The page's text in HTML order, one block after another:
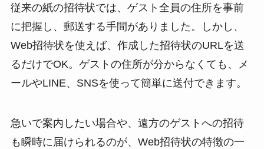
従来の紙の招待状では、ゲスト全員の住所を事前
に把握し、郵送する手間がありました。しかし、
Web招待状を使えば、作成した招待状のURLを送
るだけでOK。ゲストの住所が分からなくても、メ
ールやLINE、SNSを使って簡単に送付できます。
急いで案内したい場合や、遠方のゲストへの招待
も瞬時に届けられるのが、Web招待状の特徴の一